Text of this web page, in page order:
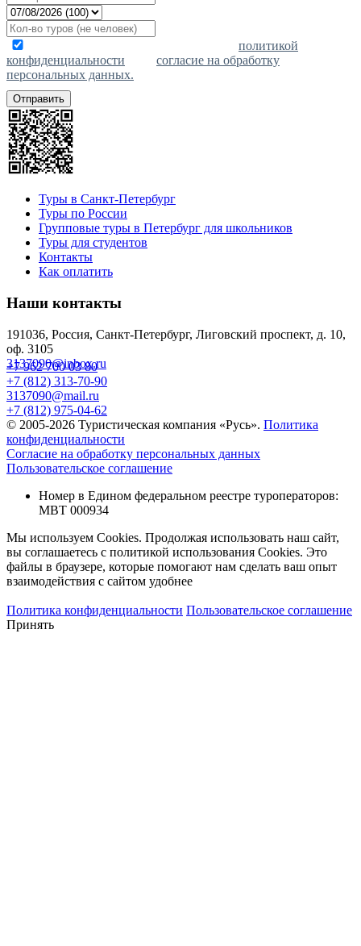
политикой
конфиденциальности
согласие на обработку
персональных данных.
Туры в Санкт-Петербург
Туры по России
Групповые туры в Петербург для школьников
Туры для студентов
Контакты
Как оплатить
Наши контакты
191036, Россия, Санкт-Петербург, Лиговский проспект, д. 10,
оф. 3105
3137090@inbox.ru
+7 962 700 03 80
+7 (812) 313-70-90
3137090@mail.ru
+7 (812) 975-04-62
© 2005-2026 Туристическая компания «Русь». Политика
конфиденциальности
Согласие на обработку персональных данных
Пользовательское соглашение
Номер в Едином федеральном реестре туроператоров:
МВТ 000934
Мы используем Cookies. Продолжая использовать наш сайт,
вы соглашаетесь с политикой использования Cookies. Это
файлы в браузере, которые помогают нам сделать ваш опыт
взаимодействия с сайтом удобнее
Политика конфиденциальности Пользовательское соглашение
Принять